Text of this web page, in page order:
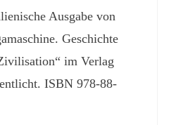
Ausgabe von
Geschichte
im Verlag
ISBN 978-88-